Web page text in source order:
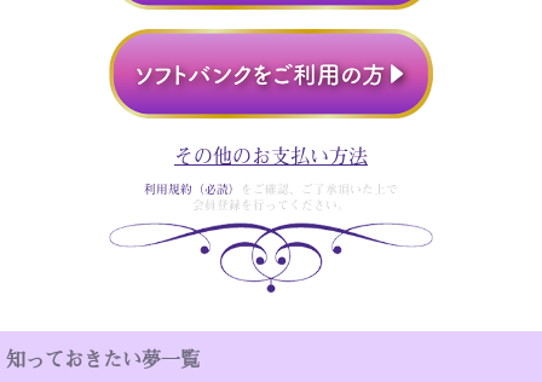
その他のお支払い方法
利用規約（必読）
をご確認、ご了承頂いた上で
会員登録を行ってください。
知っておきたい夢一覧